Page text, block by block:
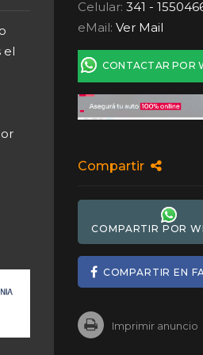
el
Celular: 341 -
eMail:Ver Mail
CONTACTAR POR
Compartir
COMPARTIR POR
COMPARTIR EN
Imprimir anuncio